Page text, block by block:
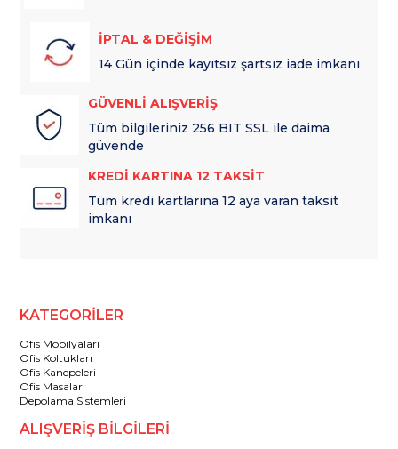
İPTAL & DEĞİŞİM
14 Gün içinde kayıtsız şartsız iade imkanı
GÜVENLİ ALIŞVERİŞ
Tüm bilgileriniz 256 BIT SSL ile daima
güvende
KREDİ KARTINA 12 TAKSİT
Tüm kredi kartlarına 12 aya varan taksit
imkanı
KATEGORİLER
Ofis Mobilyaları
Ofis Koltukları
Ofis Kanepeleri
Ofis Masaları
Depolama Sistemleri
ALIŞVERİŞ BİLGİLERİ